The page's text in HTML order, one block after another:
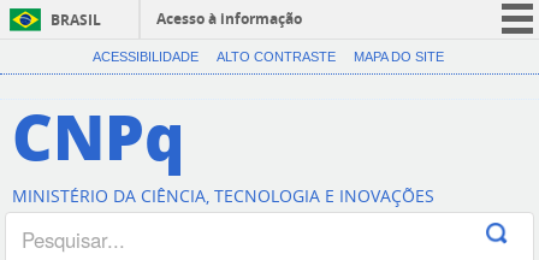
BRASIL
Acesso à informação
CORONAVÍRUS (COVID-19)
Canais
ACESSIBILIDADE ALTO CONTRASTE MAPA DO SITE
CNPq
MINISTÉRIO DA CIÊNCIA, TECNOLOGIA E INOVAÇÕES